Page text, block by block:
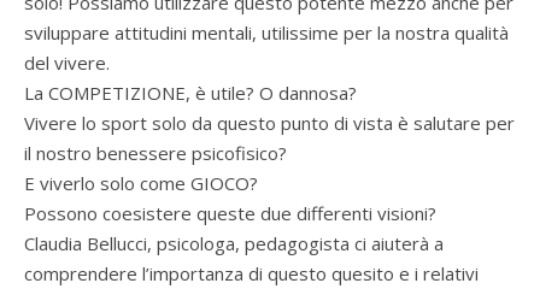
sviluppare attitudini mentali, utilissime per la nostra qualità
del vivere.
La COMPETIZIONE, è utile? O dannosa?
Vivere lo sport solo da questo punto di vista è salutare per
il nostro benessere psicofisico?
E viverlo solo come GIOCO?
Possono coesistere queste due differenti visioni?
Claudia Bellucci, psicologa, pedagogista ci aiuterà a
comprendere l’importanza di questo quesito e i relativi